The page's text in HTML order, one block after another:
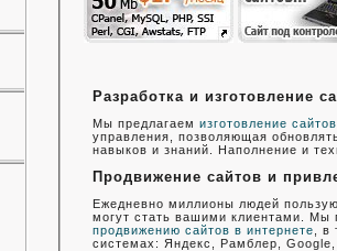
Разработка и изготовление
Мы предлагаемизготовление сайтов
управления, позволяющая
навыков и знаний. Наполнение и
Продвижение сайтов и
Ежедневно миллионы людей
могут стать вашими клиентами.
продвижению сайтов в интернете
,
системах: Яндекс, Рамблер,